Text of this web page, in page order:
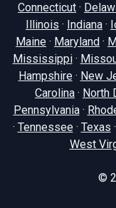
Connecticut ·
Illinois · Indiana ·
Maine · Maryland ·
Mississippi·
Hampshire· New
Carolina · North
Pennsylvania·
· Tennessee· Texas ·
West
©